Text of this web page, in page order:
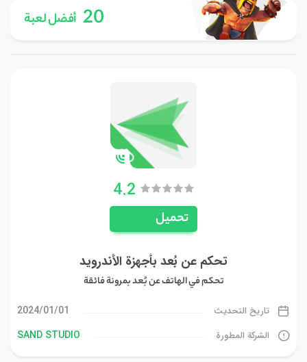
20 أفضل لعبة
4.2
تحميل
تحكم عن بُعد بأجهزة الأندرويد
تحكم في الهاتف عن بُعد بمرونة فائقة
تاريخ التحديث 01‏/01‏/2024
الشركة المطورة SAND STUDIO